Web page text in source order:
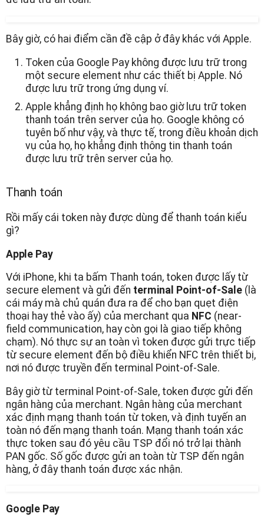
Bây giờ, có hai điểm cần đề cập ở đây khác với Apple.
Token của Google Pay không được lưu trữ trong
một secure element như các thiết bị Apple. Nó
được lưu trữ trong ứng dụng ví.
Apple khẳng định họ không bao giờ lưu trữ token
thanh toán trên server của họ. Google không có
tuyên bố như vậy, và thực tế, trong điều khoản dịch
vụ của họ, họ khẳng định thông tin thanh toán
được lưu trữ trên server của họ.
Thanh toán
Rồi mấy cái token này được dùng để thanh toán kiểu
gì?
Apple Pay
Với iPhone, khi ta bấm Thanh toán, token được lấy từ
secure element và gửi đến terminal Point-of-Sale (là
cái máy mà chủ quán đưa ra để cho bạn quẹt điện
thoại hay thẻ vào ấy) của merchant qua NFC (near-
field communication, hay còn gọi là giao tiếp không
chạm). Nó thực sự an toàn vì token được gửi trực tiếp
từ secure element đến bộ điều khiển NFC trên thiết bị,
nơi nó được truyền đến terminal Point-of-Sale.
Bây giờ từ terminal Point-of-Sale, token được gửi đến
ngân hàng của merchant. Ngân hàng của merchant
xác định mạng thanh toán từ token, và định tuyến an
toàn nó đến mạng thanh toán. Mạng thanh toán xác
thực token sau đó yêu cầu TSP đổi nó trở lại thành
PAN gốc. Số gốc được gửi an toàn từ TSP đến ngân
hàng, ở đây thanh toán được xác nhận.
Google Pay